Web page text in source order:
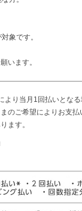
象です。
います。
り当月1回払いとな
のご希望によりお支払
ます。